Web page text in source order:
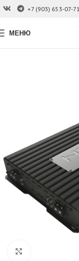
+7 (903) 653-07-71
МЕНЮ